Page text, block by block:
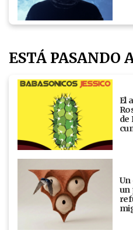
ESTÁ PASANDO
El
de
un